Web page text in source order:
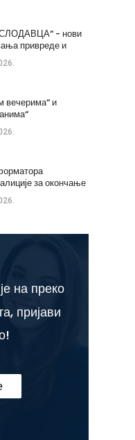
- нови
привреде и
вечерима“ и
за окончање
на преко
пријави